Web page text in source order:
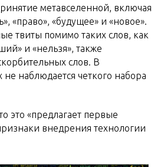
метавселенной, включая
«право», «будущее» и «новое».
твиты помимо таких слов, как
и «нельзя», также
слов. В
не наблюдается четкого набора
это «предлагает первые
внедрения технологии